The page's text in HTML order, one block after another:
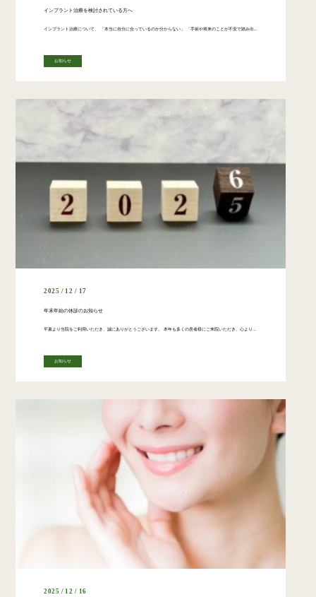
インプラント治療を検討されている方へ
お知らせ
2025 / 12 / 17
年末年始の休診のお知らせ
お知らせ
2025 / 12 / 16